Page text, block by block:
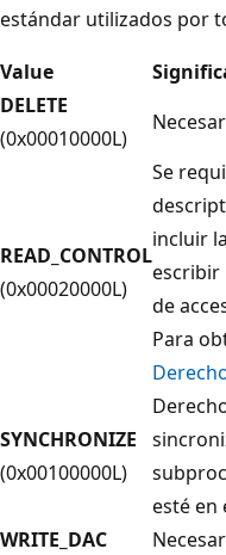
estándar utilizados por
Value
DELETE
(0x00010000L)
READ_CONTROL
(0x00020000L)
Se
incluir
escribir
de
Para
SYNCHRONIZE
(0x00100000L)
esté en
WRITE_DAC